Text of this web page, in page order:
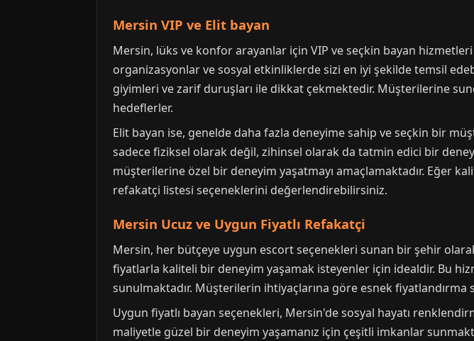
Mersin VIP ve Elit bayan
Mersin, lüks ve konfor arayanlar için VIP ve seçkin bayan
organizasyonlar ve sosyal etkinliklerde sizi en iyi şekilde temsil
giyimleri ve zarif duruşları ile dikkat çekmektedir. Müşterilerine
hedeflerler.
Elit bayan ise, genelde daha fazla deneyime sahip ve seçkin bir
sadece fiziksel olarak değil, zihinsel olarak da tatmin edici bir
müşterilerine özel bir deneyim yaşatmayı amaçlamaktadır. Eğer
refakatçi listesi seçeneklerini değerlendirebilirsiniz.
Mersin Ucuz ve Uygun Fiyatlı Refakatçi
Mersin, her bütçeye uygun escort seçenekleri sunan bir şehir
fiyatlarla kaliteli bir deneyim yaşamak isteyenler için idealdir. Bu
sunulmaktadır. Müşterilerin ihtiyaçlarına göre esnek
Uygun fiyatlı bayan seçenekleri, Mersin'de sosyal hayatı
maliyetle güzel bir deneyim yaşamanız için çeşitli imkanlar